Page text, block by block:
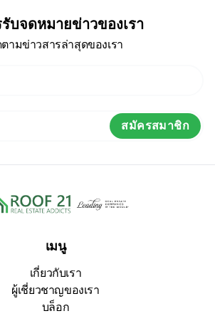
บจดหมายข่าวของเรา
ามข่าวสารล่าสุดของเรา
สมัครสมาชิก
เมนู
เกี่ยวกับเรา
ผู้เชี่ยวชาญของเรา
บล็อก